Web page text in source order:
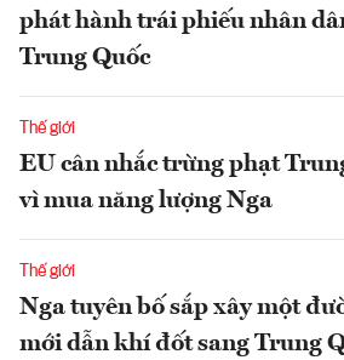
phát hành trái phiếu nhân
Trung Quốc
Thế giới
EU cân nhắc trừng phạt
vì mua năng lượng Nga
Thế giới
Nga tuyên bố sắp xây một
mới dẫn khí đốt sang Trung